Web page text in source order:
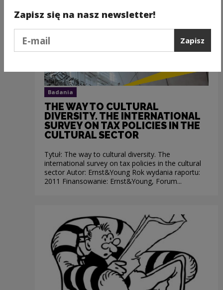
Badania
THE WAY TO CULTURAL
DIVERSITY. THE INTERNATIONAL
SURVEY ON TAX POLICIES IN THE
CULTURAL SECTOR
Tytuł: The way to cultural diversity. The
international survey on tax policies in the cultural
sector Autor: Ernst&Young Rok wydania raportu:
2011 Finansowanie: Ernst&Young, Forum...
Zapisz się na nasz newsletter!
Zapisz